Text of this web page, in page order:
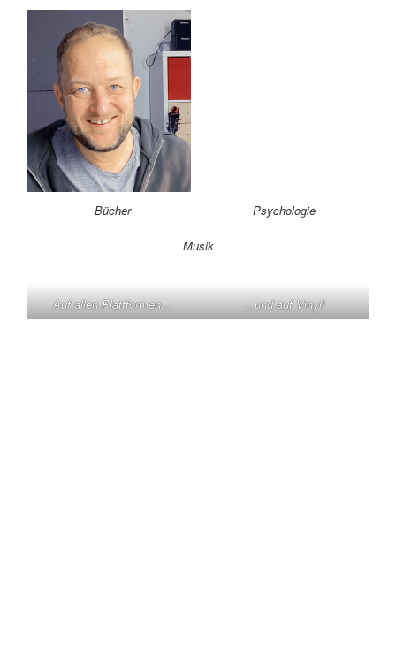
Bücher Psychologie
Musik
Auf allen Plattformen… …und auf Vinyl!